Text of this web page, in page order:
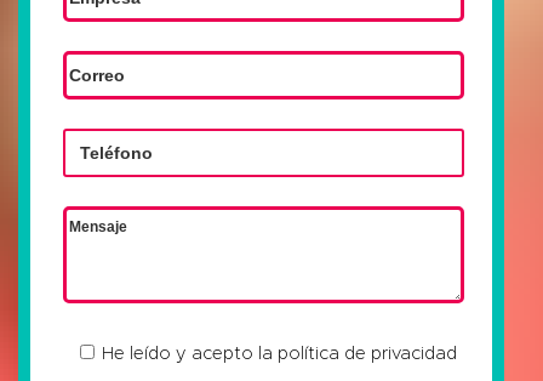
He leído y acepto la política de privacidad